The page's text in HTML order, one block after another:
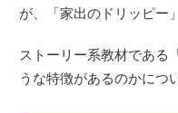
が、「家出のドリッピー
ストーリー系教材である
うな特徴があるのかにつ